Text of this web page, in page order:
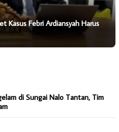
Kasus Febri Ardiansyah Harus
di Sungai Nalo Tantan, Tim